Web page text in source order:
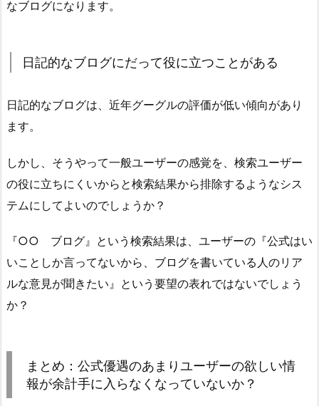
なブログになります。
日記的なブログにだって役に立つことがある
日記的なブログは、近年グーグルの評価が低い傾向があり
ます。
しかし、そうやって一般ユーザーの感覚を、検索ユーザー
の役に立ちにくいからと検索結果から排除するようなシス
テムにしてよいのでしょうか？
『○○ ブログ』という検索結果は、ユーザーの『公式はい
いことしか言ってないから、ブログを書いている人のリア
ルな意見が聞きたい』という要望の表れではないでしょう
か？
まとめ：公式優遇のあまりユーザーの欲しい情
報が余計手に入らなくなっていないか？